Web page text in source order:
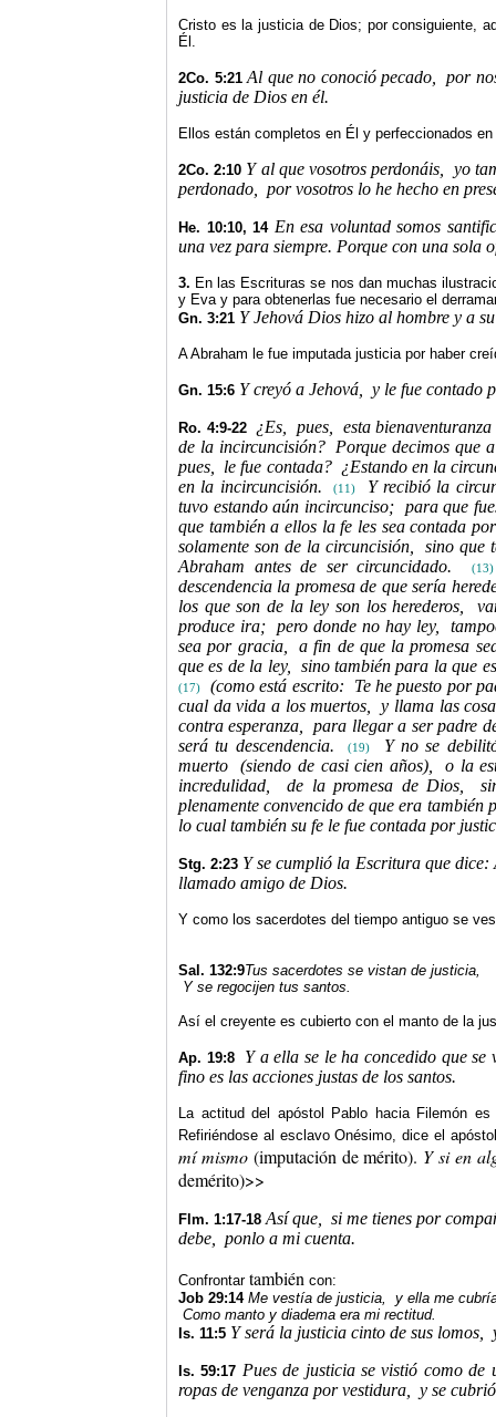
Cristo es la justicia de Dios; por consiguiente,
Él.
2Co. 5:21Al que no conoció pecado,
por
justicia de Dios en él.
Ellos están completos en Él y perfeccionados
2Co. 2:10 Y al que vosotros perdonáis,
yo
perdonado,
por vosotros lo he hecho en
He. 10:10, 14 En esa voluntad somos
una vez para siempre. Porque con una sola
3. En las Escrituras se nos dan muchas
y Eva y para obtenerlas fue necesario el
Gn. 3:21 Y Jehová Dios hizo al hombre y a
A Abraham le fue imputada justicia por haber
Gn. 15:6 Y creyó a Jehová, y le fue contado
Ro. 4:9-22 ¿Es, pues,
esta
de la incircuncisión?
Porque decimos que
pues,
le fue contada? ¿Estando en la
en la incircuncisión.
(11)
Y recibió la
tuvo estando aún incircunciso; para que
que también a ellos la fe les sea contada
solamente son de la circuncisión,
sino que
Abraham antes de ser circuncidado.
(13)
descendencia la promesa de que sería
los que son de la ley son los herederos,
produce ira; pero donde no hay ley,
sea por gracia,
a fin de que la promesa
que es de la ley,
sino también para la que
(17) (como está escrito:
Te he puesto por
cual da vida a los muertos,
y llama las
contra esperanza,
para llegar a ser padre
será tu descendencia.
(19)
Y no se
muerto
(siendo de casi cien años),
o la
incredulidad,
de la promesa de Dios,
plenamente convencido de que era
lo cual también su fe le fue contada por
Stg. 2:23 Y se cumplió la Escrituraque dice:
llamado amigo de Dios.
Y como los sacerdotes del tiempo antiguo se
Sal. 132:9Tus sacerdotes se vistan de justicia,
Y se regocijen tus santos.
Así el creyente es cubierto con el manto de la
Ap. 19:8
Y a ella se le ha concedido que se
fino es las acciones justas de los santos.
La actitud del apóstol Pablo hacia Filemón
Refiriéndose al esclavo Onésimo, dice el
mí mismo(imputación de mérito). Y si en
demérito)>>
Flm. 1:17-18Así que,
si me tienes por
debe,
ponlo a mi cuenta.
Confrontar también con:
Job 29:14 Me vestía de justicia,
y ella me
Como manto y diadema era mi rectitud.
Is. 11:5 Y será la justicia cinto de sus lomos,
Is. 59:17 Pues de justicia se vistió como de
ropas de venganza por vestidura,
y se